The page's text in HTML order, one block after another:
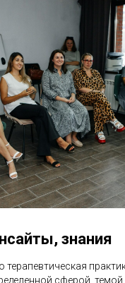
знания
терапевтическая
сферой,